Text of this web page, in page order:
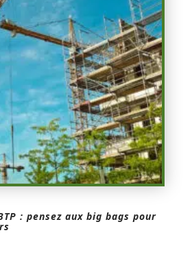
: pensez aux big bags pour